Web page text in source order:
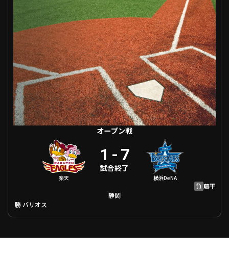
オープン戦
楽天
1 - 7
試合終了
横浜DeNA
負 藤平
静岡
勝 バリオス